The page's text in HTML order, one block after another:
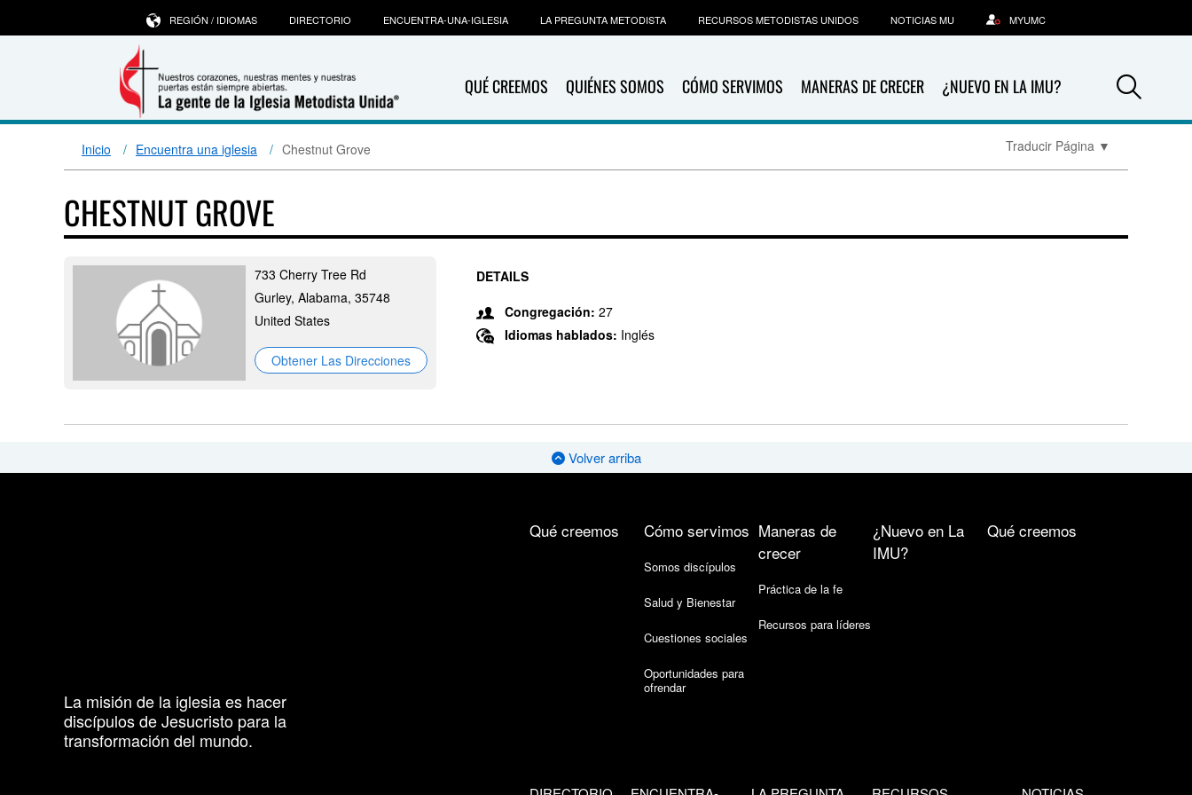
QUÉ CREEMOS QUIÉNES SOMOS CÓMO SERVIMOS MANERAS DE CRECER ¿NUEVO EN LA IMU?
REGIÓN / IDIOMAS DIRECTORIO ENCUENTRA-UNA-IGLESIA LA PREGUNTA METODISTA RECURSOS METODISTAS UNIDOS NOTICIAS MU MYUMC
Inicio Encuentra una iglesia Chestnut Grove Traducir Página ▼
CHESTNUT GROVE
733 Cherry Tree Rd
Gurley, Alabama, 35748
United States
Obtener Las Direcciones
DETAILS
Congregación: 27
Idiomas hablados: Inglés
Volver arriba
La misión de la iglesia es hacer
discípulos de Jesucristo para la
transformación del mundo.
Qué creemos Cómo servimos
Somos discípulos
Salud y Bienestar
Cuestiones sociales
Oportunidades para
ofrendar
Maneras de
crecer
Práctica de la fe
Recursos para líderes
¿Nuevo en La
IMU?
Qué creemos